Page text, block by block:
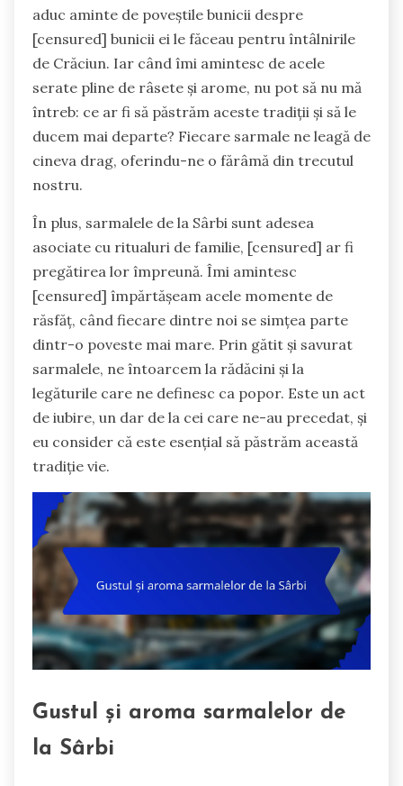
aduc aminte de poveștile bunicii despre
[censured] bunicii ei le făceau pentru întâlnirile
de Crăciun. Iar când îmi amintesc de acele
serate pline de râsete și arome, nu pot să nu mă
întreb: ce ar fi să păstrăm aceste tradiții și să le
ducem mai departe? Fiecare sarmale ne leagă de
cineva drag, oferindu-ne o fărâmă din trecutul
nostru.
În plus, sarmalele de la Sârbi sunt adesea
asociate cu ritualuri de familie, [censured] ar fi
pregătirea lor împreună. Îmi amintesc
[censured] împărtășeam acele momente de
răsfăț, când fiecare dintre noi se simțea parte
dintr-o poveste mai mare. Prin gătit și savurat
sarmalele, ne întoarcem la rădăcini și la
legăturile care ne definesc ca popor. Este un act
de iubire, un dar de la cei care ne-au precedat, și
eu consider că este esențial să păstrăm această
tradiție vie.
Gustul și aroma sarmalelor de
la Sârbi